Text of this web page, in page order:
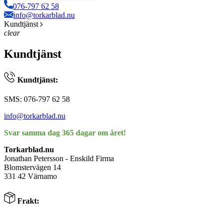
076-797 62 58
info@torkarblad.nu
Kundtjänst
clear
Kundtjänst
Kundtjänst:
SMS: 076-797 62 58
info@torkarblad.nu
Svar samma dag 365 dagar om året!
Torkarblad.nu
Jonathan Petersson - Enskild Firma
Blomstervägen 14
331 42 Värnamo
Frakt: